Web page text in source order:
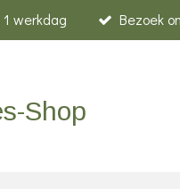
werkdag Bezoek
Shop